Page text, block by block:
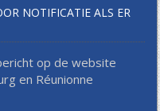
NOTIFICATIE ALS ER
op de website
en Réunionne